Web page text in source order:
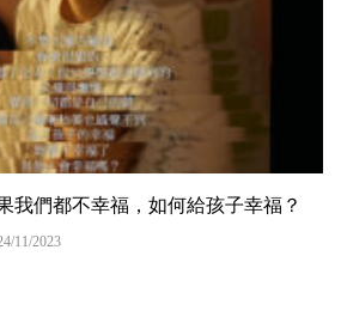
我們都不幸福，如何給孩子幸福？
11/2023